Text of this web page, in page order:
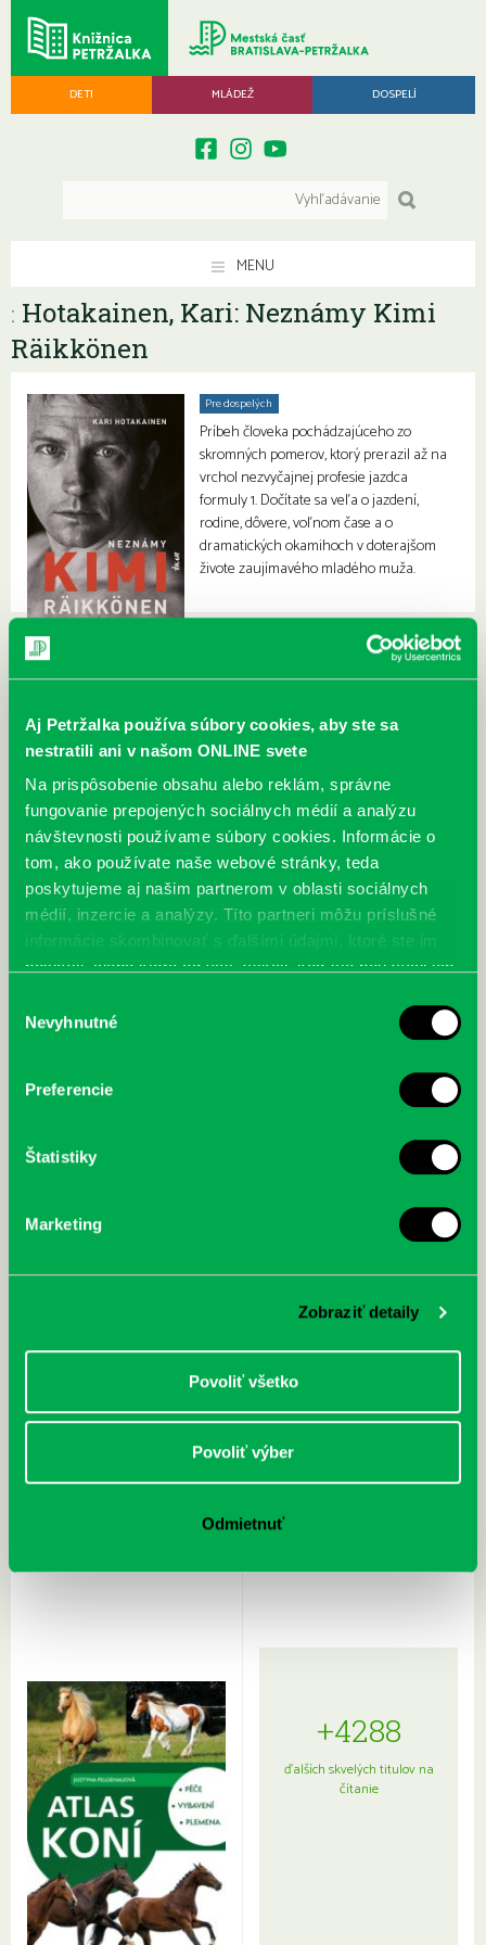
Aj Petržalka používa súbory cookies, aby ste sa
nestratili ani v našom ONLINE svete
Na prispôsobenie obsahu alebo reklám, správne
fungovanie prepojených sociálnych médií a analýzu
návštevnosti používame súbory cookies. Informácie o
tom, ako používate naše webové stránky, teda
poskytujeme aj našim partnerom v oblasti sociálnych
médií, inzercie a analýzy. Títo partneri môžu príslušné
informácie skombinovať s ďalšími údajmi, ktoré ste im
poskytli, alebo ktoré od vás získali, keď ste používali ich
súhlasu
Nevyhnutné
Preferencie
Štatistiky
Marketing
Zobraziť detaily
Povoliť všetko
Povoliť výber
Odmietnuť
DETI MLÁDEŽ DOSPELÍ
MENU
: Hotakainen, Kari: Neznámy Kimi
Räikkönen
Pre dospelých
Príbeh človeka pochádzajúceho zo
skromných pomerov, ktorý prerazil až na
vrchol nezvyčajnej profesie jazdca
formuly 1. Dočítate sa veľa o jazdení,
rodine, dôvere, voľnom čase a o
dramatických okamihoch v doterajšom
živote zaujímavého mladého muža.
cyklistu modernej doby:
Rudź, Przemyslaw: Atlas hviezd:
Sprievodca po hviezdnej oblohe
Hardy, Paula: Japonsko na tanieri:
kompletný sprievodca
+4288
ďalších skvelých titulov na
čítanie